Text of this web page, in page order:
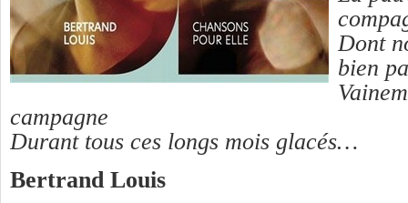
Dont
bien
campagne
Durant tous ces longs mois glacés…
Bertrand Louis